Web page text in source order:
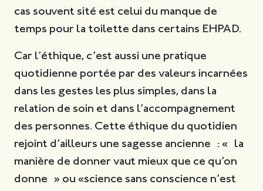
cas souvent sité est celui du manque de
temps pour la toilette dans certains EHPAD.
Car l’éthique, c’est aussi une pratique
quotidienne portée par des valeurs incarnées
dans les gestes les plus simples, dans la
relation de soin et dans l’accompagnement
des personnes. Cette éthique du quotidien
rejoint d’ailleurs une sagesse ancienne : « la
manière de donner vaut mieux que ce qu’on
donne » ou «science sans conscience n’est